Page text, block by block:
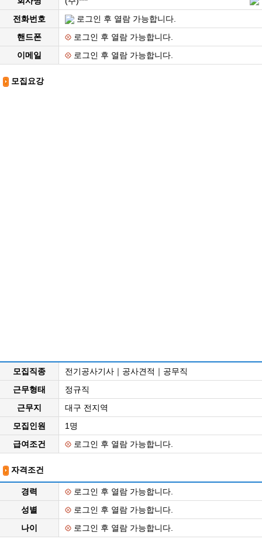
전화번호
로그인 후 열람 가능합니다.
핸드폰
로그인 후 열람 가능합니다.
이메일
로그인 후 열람 가능합니다.
모집요강
모집직종
전기공사기사｜공사견적｜공무직
근무형태
정규직
근무지
대구 전지역
모집인원
1명
급여조건
로그인 후 열람 가능합니다.
자격조건
경력
로그인 후 열람 가능합니다.
성별
로그인 후 열람 가능합니다.
나이
로그인 후 열람 가능합니다.